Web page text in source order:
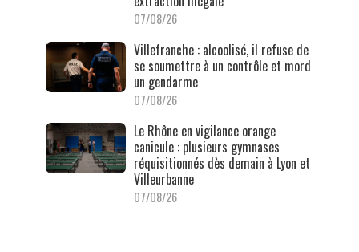
07/08/26
Villefranche : alcoolisé, il refuse de
se soumettre à un contrôle et mord
un gendarme
07/08/26
Le Rhône en vigilance orange
canicule : plusieurs gymnases
réquisitionnés dès demain à Lyon et
Villeurbanne
07/08/26